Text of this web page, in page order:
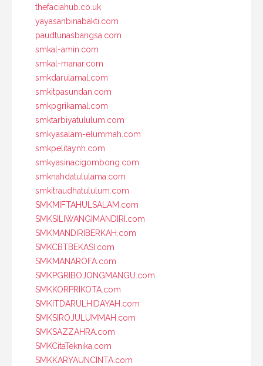
thefaciahub.co.uk
yayasanbinabakti.com
paudtunasbangsa.com
smkal-amin.com
smkal-manar.com
smkdarulamal.com
smkitpasundan.com
smkpgrikamal.com
smktarbiyatululum.com
smkyasalam-elummah.com
smkpelitaynh.com
smkyasinacigombong.com
smknahdatululama.com
smkitraudhatululum.com
SMKMIFTAHULSALAM.com
SMKSILIWANGIMANDIRI.com
SMKMANDIRIBERKAH.com
SMKCBTBEKASI.com
SMKMANAROFA.com
SMKPGRIBOJONGMANGU.com
SMKKORPRIKOTA.com
SMKITDARULHIDAYAH.com
SMKSIROJULUMMAH.com
SMKSAZZAHRA.com
SMKCitaTeknika.com
SMKKARYAUNCINTA.com